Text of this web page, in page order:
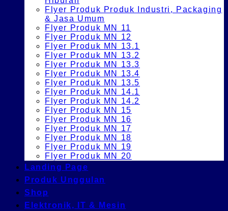
Flyer Produk Produk Industri, Packaging
& Jasa Umum
Flyer Produk MN 11
Flyer Produk MN 12
Flyer Produk MN 13.1
Flyer Produk MN 13.2
Flyer Produk MN 13.3
Flyer Produk MN 13.4
Flyer Produk MN 13.5
Flyer Produk MN 14.1
Flyer Produk MN 14.2
Flyer Produk MN 15
Flyer Produk MN 16
Flyer Produk MN 17
Flyer Produk MN 18
Flyer Produk MN 19
Flyer Produk MN 20
Landing Page
Produk Unggulan
Shop
Elektronik, IT & Mesin